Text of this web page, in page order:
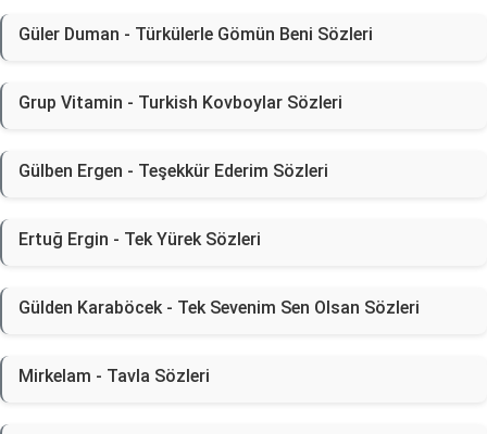
Güler Duman - Türkülerle Gömün Beni Sözleri
Grup Vitamin - Turkish Kovboylar Sözleri
Gülben Ergen - Teşekkür Ederim Sözleri
Ertuğ Ergin - Tek Yürek Sözleri
Gülden Karaböcek - Tek Sevenim Sen Olsan Sözleri
Mirkelam - Tavla Sözleri